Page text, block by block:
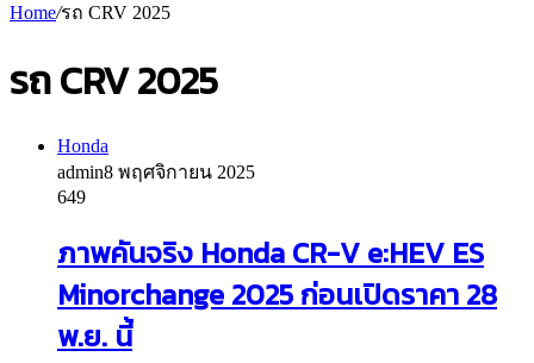
Home/รถ CRV 2025
รถ CRV 2025
Honda
admin8 พฤศจิกายน 2025
649
ภาพคันจริง Honda CR-V e:HEV ES
Minorchange 2025 ก่อนเปิดราคา 28
พ.ย. นี้